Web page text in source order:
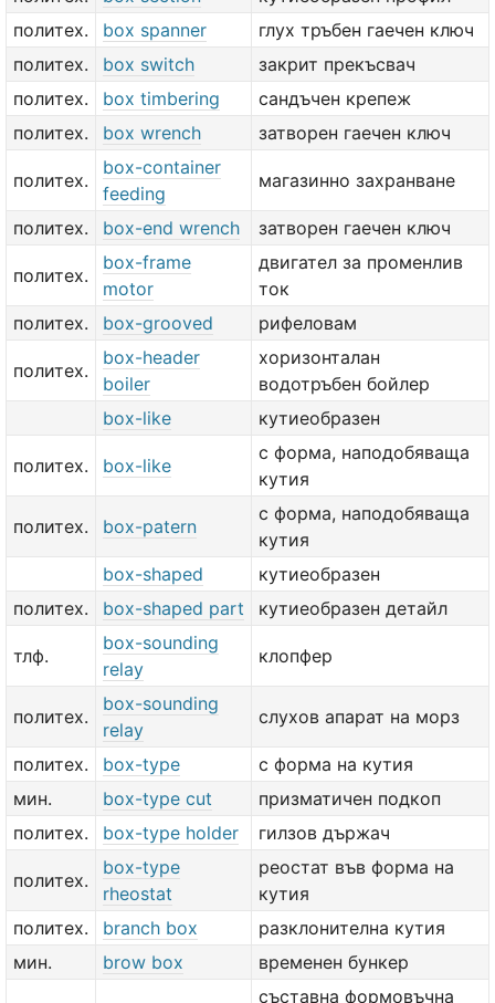
политех.
box spanner
глух тръбен гаечен ключ
политех.
box switch
закрит прекъсвач
политех.
box timbering
сандъчен крепеж
политех.
box wrench затворен гаечен ключ
политех.
box-container
feeding
магазинно захранване
политех. box-end wrench затворен гаечен ключ
политех.
box-frame
motor
двигател за променлив
ток
политех.
box-grooved рифеловам
политех.
box-header
boiler
хоризонталан
водотръбен бойлер
box-like
кутиеобразен
политех. box-like
с форма, наподобяваща
кутия
политех. box-patern
с форма, наподобяваща
кутия
box-shaped
кутиеобразен
политех.
box-shaped part кутиеобразен детайл
тлф.
box-sounding
relay
клопфер
политех.
box-sounding
relay
слухов апарат на морз
политех. box-type
с форма на кутия
мин.
box-type cut
призматичен подкоп
политех.
box-type holder гилзов държач
политех.
box-type
rheostat
реостат във форма на
кутия
политех.
branch box
разклонителна кутия
мин.
brow box временен бункер
съставна формовъчна